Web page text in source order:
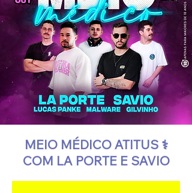
MEIO MÉDICO ATITUS ⚕️
COM LA PORTE E SAVIO